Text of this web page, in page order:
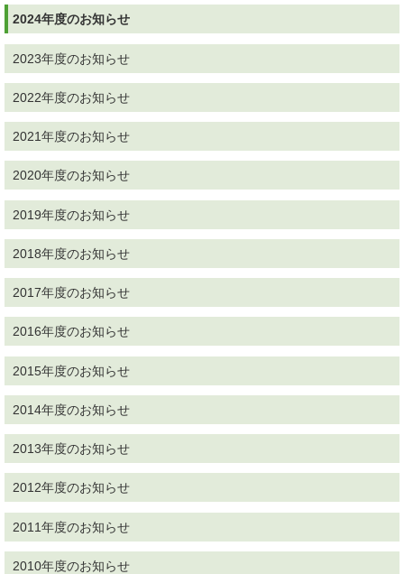
2024年度のお知らせ
2023年度のお知らせ
2022年度のお知らせ
2021年度のお知らせ
2020年度のお知らせ
2019年度のお知らせ
2018年度のお知らせ
2017年度のお知らせ
2016年度のお知らせ
2015年度のお知らせ
2014年度のお知らせ
2013年度のお知らせ
2012年度のお知らせ
2011年度のお知らせ
2010年度のお知らせ